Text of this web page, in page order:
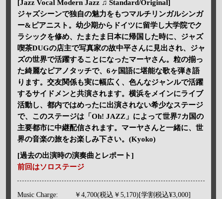
[Jazz Vocal Modern Jazz ♫ Standard/Original]
ジャズシーンで独自の魅力をもつマルチリンガルシンガ
ー&ピアニスト。幼少期からドイツに留学し大学院でク
ラシックを修め、たまたま日本に帰国した時に、ジャズ
喫茶DUGの店主で写真家の故中平さんに見出され、ジャ
ズの世界で活躍することになったマーヤさん。粒の揃っ
た綺麗なピアノタッチで、6ヶ国語に堪能な歌を弾き語
ります。交友関係も実に幅広く、色んなジャンルで活躍
するサイドメンと共演されます。横浜をメインにライブ
活動し、都内ではめったに出演されない希少なステージ
で、このステージは「Oh! JAZZ」によって世界7カ国の
主要都市に中継配信されます。マーヤさんと一緒に、世
界の音楽の旅をお楽しみ下さい。(Kyoko)
[過去の出演時の演奏曲とレポート]
前回はソロステージ
Music Charge: ￥4,700(税込￥5,170)[学割税込¥3,000]